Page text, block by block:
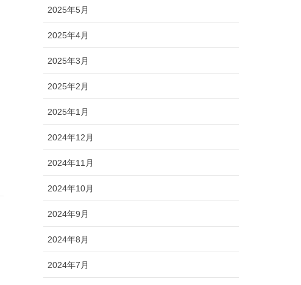
2025年5月
2025年4月
2025年3月
2025年2月
2025年1月
2024年12月
2024年11月
2024年10月
2024年9月
2024年8月
2024年7月